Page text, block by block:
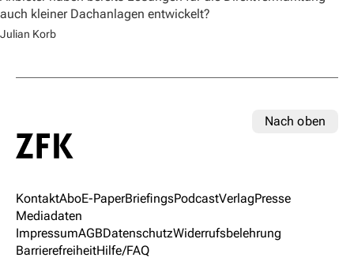
auch kleiner Dachanlagen entwickelt?
Julian Korb
Nach oben
KontaktAboE-PaperBriefingsPodcastVerlagPresse
Mediadaten
ImpressumAGBDatenschutzWiderrufsbelehrung
BarrierefreiheitHilfe/FAQ